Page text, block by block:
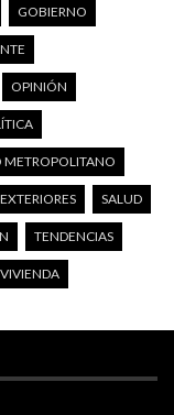
GOBIERNO
OPINIÓN
METROPOLITANO
SALUD
TENDENCIAS
VIVIENDA